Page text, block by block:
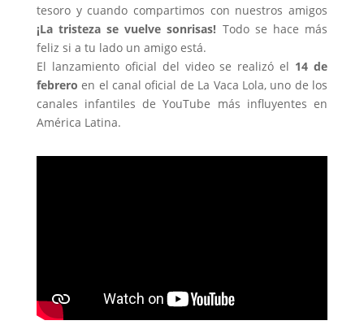
tesoro y cuando compartimos con nuestros amigos
¡La tristeza se vuelve sonrisas! Todo se hace más
feliz si a tu lado un amigo está.
El lanzamiento oficial del video se realizó el 14 de
febrero en el canal oficial de La Vaca Lola, uno de los
canales infantiles de YouTube más influyentes en
América Latina.